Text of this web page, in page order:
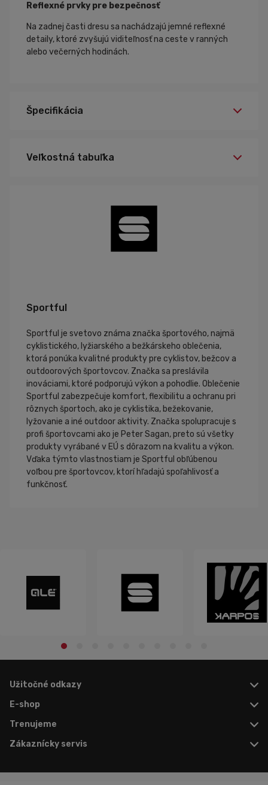
Reflexné prvky pre bezpečnosť
Na zadnej časti dresu sa nachádzajú jemné reflexné
detaily, ktoré zvyšujú viditeľnosť na ceste v ranných
alebo večerných hodinách.
Špecifikácia
Veľkostná tabuľka
Sportful
Sportful je svetovo známa značka športového, najmä
cyklistického, lyžiarského a bežkárskeho oblečenia,
ktorá ponúka kvalitné produkty pre cyklistov, bežcov a
outdoorových športovcov. Značka sa preslávila
inováciami, ktoré podporujú výkon a pohodlie. Oblečenie
Sportful zabezpečuje komfort, flexibilitu a ochranu pri
rôznych športoch, ako je cyklistika, bežekovanie,
lyžovanie a iné outdoor aktivity. Značka spolupracuje s
profi športovcami ako je Peter Sagan, preto sú všetky
produkty vyrábané v EÚ s dôrazom na kvalitu a výkon.
Vďaka týmto vlastnostiam je Sportful obľúbenou
voľbou pre športovcov, ktorí hľadajú spoľahlivosť a
funkčnosť.
Užitočné odkazy
E-shop
Trenujeme
Zákaznícky servis